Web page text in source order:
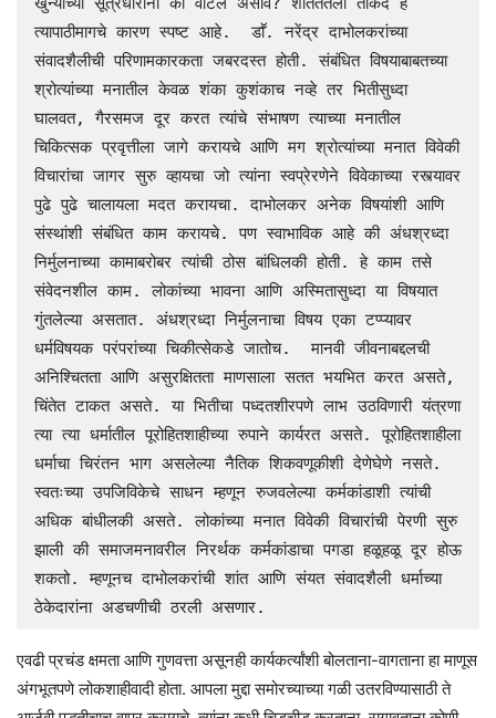
त्यापाठीमागचे कारण स्पष्ट आहे.  डाॕ. नरेंद्र दाभोलकरांच्या
संवादशैलीची परिणामकारकता जबरदस्त होती. संबंधित विषयाबाबतच्या
श्रोत्यांच्या मनातील केवळ शंका कुशंकाच नव्हे तर भितीसुध्दा
घालवत, गैरसमज दूर करत त्यांचे संभाषण त्याच्या मनातील
चिकित्सक प्रवृत्तीला जागे करायचे आणि मग श्रोत्यांच्या मनात विवेकी
विचारांचा जागर सुरु व्हायचा जो त्यांना स्वप्रेरणेने विवेकाच्या रस्त्यावर
पुढे पुढे चालायला मदत करायचा. दाभोलकर अनेक विषयांशी आणि
संस्थांशी संबंधित काम करायचे. पण स्वाभाविक आहे की अंधश्रध्दा
निर्मुलनाच्या कामाबरोबर त्यांची ठोस बांधिलकी होती. हे काम तसे
संवेदनशील काम. लोकांच्या भावना आणि अस्मितासुध्दा या विषयात
गुंतलेल्या असतात. अंधश्रध्दा निर्मुलनाचा विषय एका टप्प्यावर
धर्मविषयक परंपरांच्या चिकीत्सेकडे जातोच.  मानवी जीवनाबद्दलची
अनिश्चितता आणि असुरक्षितता माणसाला सतत भयभित करत असते,
चिंतेत टाकत असते. या भितीचा पध्दतशीरपणे लाभ उठविणारी यंत्रणा
त्या त्या धर्मातील पूरोहितशाहीच्या रुपाने कार्यरत असते. पूरोहितशाहीला
धर्माचा चिरंतन भाग असलेल्या नैतिक शिकवणूकीशी देणेघेणे नसते.
स्वतःच्या उपजिविकेचे साधन म्हणून रुजवलेल्या कर्मकांडाशी त्यांची
अधिक बांधीलकी असते. लोकांच्या मनात विवेकी विचारांची पेरणी सुरु
झाली की समाजमनावरील निरर्थक कर्मकांडाचा पगडा हळूहळू दूर होऊ
शकतो. म्हणूनच दाभोलकरांची शांत आणि संयत संवादशैली धर्माच्या
ठेकेदारांना अडचणीची ठरली असणार.
एवढी प्रचंड क्षमता आणि गुणवत्ता असूनही कार्यकर्त्यांशी बोलताना-वागताना हा माणूस
अंगभूतपणे लोकशाहीवादी होता. आपला मुद्दा समोरच्याच्या गळी उतरविण्यासाठी ते